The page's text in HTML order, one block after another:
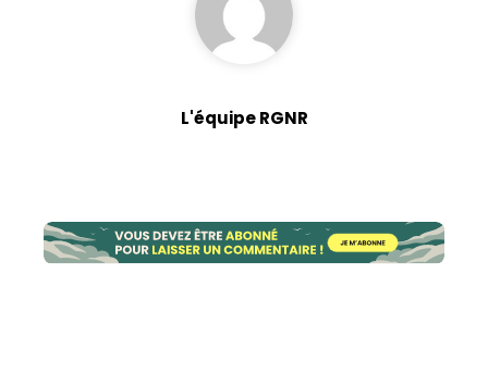
L'équipe RGNR